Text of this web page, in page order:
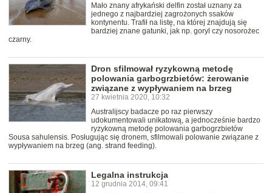
Mało znany afrykański delfin został uznany za
jednego z najbardziej zagrożonych ssaków
kontynentu. Trafił na listę, na której znajdują się
bardziej znane gatunki, jak np. goryl czy nosorożec
czarny.
Dron sfilmował ryzykowną metodę
polowania garbogrzbietów: żerowanie
związane z wypływaniem na brzeg
27 kwietnia 2020, 10:32
Australijscy badacze po raz pierwszy
udokumentowali unikatową, a jednocześnie bardzo
ryzykowną metodę polowania garbogrzbietów
Sousa sahulensis. Posługując się dronem, sfilmowali polowanie związane z
wypływaniem na brzeg (ang. strand feeding).
Legalna instrukcja
12 grudnia 2014, 09:41